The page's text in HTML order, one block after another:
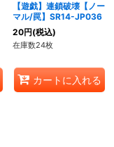
【遊戯】連鎖破壊【ノー
マル/罠】SR14-JP036
20円(税込)
在庫数24枚
カートに入れる